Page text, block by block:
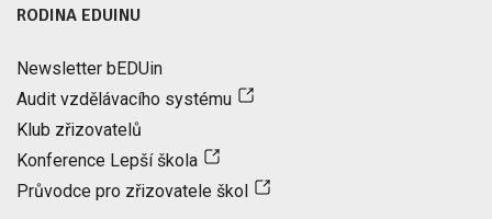
RODINA EDUINU
Newsletter bEDUin
Audit vzdělávacího systému
Klub zřizovatelů
Konference Lepší škola
Průvodce pro zřizovatele škol